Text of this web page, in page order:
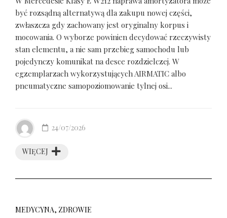
być rozsądną alternatywą dla zakupu nowej części,
zwłaszcza gdy zachowany jest oryginalny korpus i
mocowania. O wyborze powinien decydować rzeczywisty
stan elementu, a nie sam przebieg samochodu lub
pojedynczy komunikat na desce rozdzielczej. W
egzemplarzach wykorzystujących AIRMATIC albo
pneumatyczne samopoziomowanie tylnej osi...
WIĘCEJ
24/07/2026
MEDYCYNA, ZDROWIE